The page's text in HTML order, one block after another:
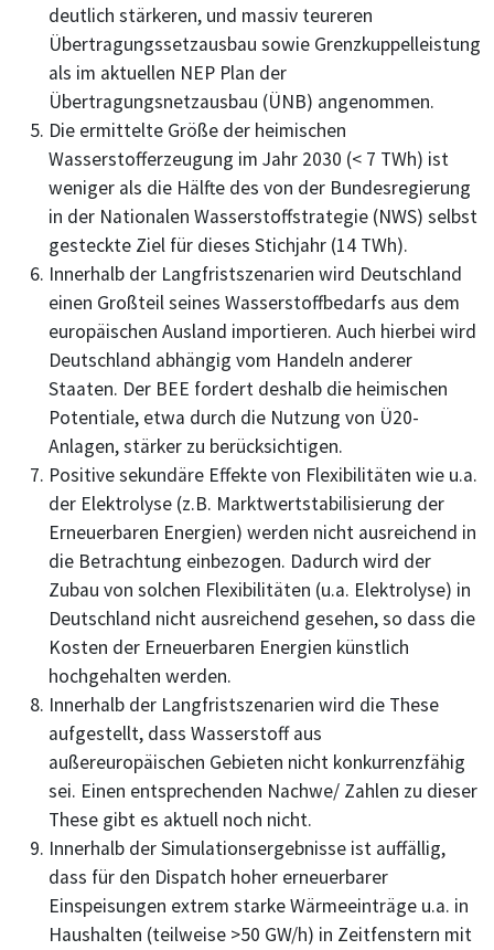
deutlich stärkeren, und massiv teureren
Übertragungssetzausbau sowie Grenzkuppelleistung
als im aktuellen NEP Plan der
Übertragungsnetzausbau (ÜNB) angenommen.
Die ermittelte Größe der heimischen
Wasserstofferzeugung im Jahr 2030 (< 7 TWh) ist
weniger als die Hälfte des von der Bundesregierung
in der Nationalen Wasserstoffstrategie (NWS) selbst
gesteckte Ziel für dieses Stichjahr (14 TWh).
Innerhalb der Langfristszenarien wird Deutschland
einen Großteil seines Wasserstoffbedarfs aus dem
europäischen Ausland importieren. Auch hierbei wird
Deutschland abhängig vom Handeln anderer
Staaten. Der BEE fordert deshalb die heimischen
Potentiale, etwa durch die Nutzung von Ü20-
Anlagen, stärker zu berücksichtigen.
Positive sekundäre Effekte von Flexibilitäten wie u.a.
der Elektrolyse (z.B. Marktwertstabilisierung der
Erneuerbaren Energien) werden nicht ausreichend in
die Betrachtung einbezogen. Dadurch wird der
Zubau von solchen Flexibilitäten (u.a. Elektrolyse) in
Deutschland nicht ausreichend gesehen, so dass die
Kosten der Erneuerbaren Energien künstlich
hochgehalten werden.
Innerhalb der Langfristszenarien wird die These
aufgestellt, dass Wasserstoff aus
außereuropäischen Gebieten nicht konkurrenzfähig
sei. Einen entsprechenden Nachwe/ Zahlen zu dieser
These gibt es aktuell noch nicht.
Innerhalb der Simulationsergebnisse ist auffällig,
dass für den Dispatch hoher erneuerbarer
Einspeisungen extrem starke Wärmeeinträge u.a. in
Haushalten (teilweise >50 GW/h) in Zeitfenstern mit